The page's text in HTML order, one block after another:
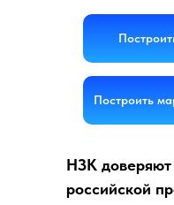
Построить
НЗК
российской